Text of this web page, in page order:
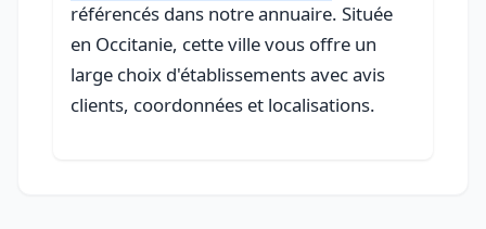
référencés dans notre annuaire. Située
en Occitanie, cette ville vous offre un
large choix d'établissements avec avis
clients, coordonnées et localisations.